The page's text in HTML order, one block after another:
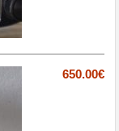
650.00€